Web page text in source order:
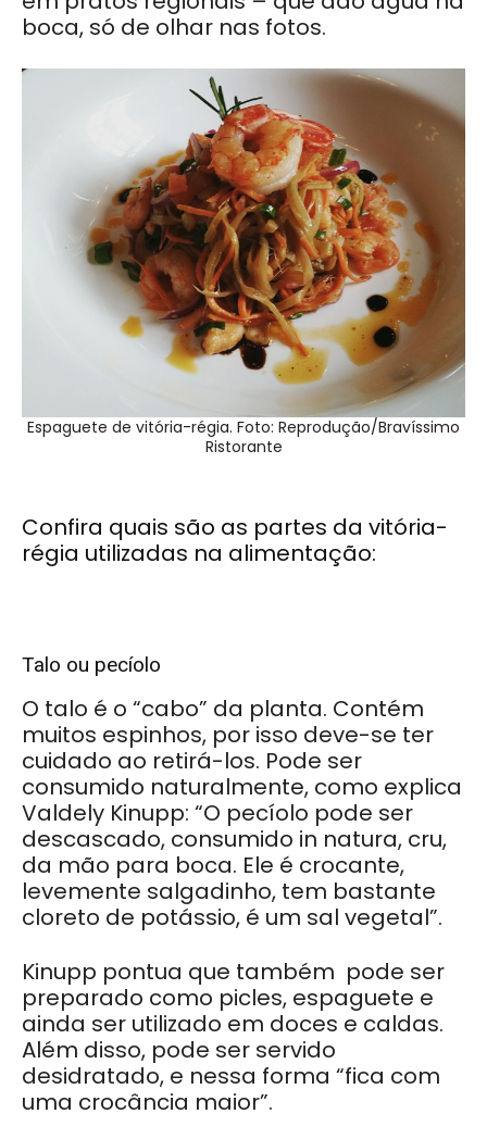
boca, só de olhar nas fotos.
Espaguete de vitória-régia. Foto: Reprodução/Bravíssimo
Ristorante
Confira quais são as partes da vitória-
régia utilizadas na alimentação:
Talo ou pecíolo
O talo é o “cabo” da planta. Contém
muitos espinhos, por isso deve-se ter
cuidado ao retirá-los. Pode ser
consumido naturalmente, como explica
Valdely Kinupp: “O pecíolo pode ser
descascado, consumido in natura, cru,
da mão para boca. Ele é crocante,
levemente salgadinho, tem bastante
cloreto de potássio, é um sal vegetal”.
Kinupp pontua que também pode ser
preparado como picles, espaguete e
ainda ser utilizado em doces e caldas.
Além disso, pode ser servido
desidratado, e nessa forma “fica com
uma crocância maior”.